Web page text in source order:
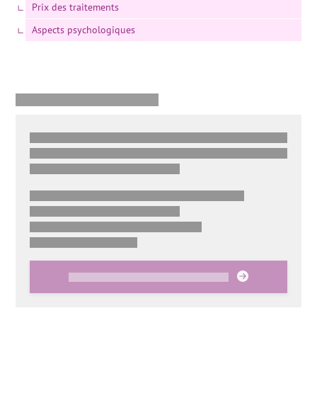
Prix des traitements
Aspects psychologiques